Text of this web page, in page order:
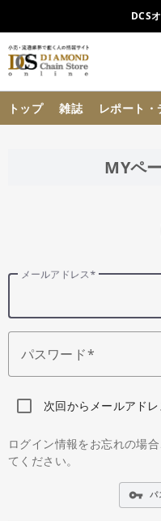
DCS
トップ 雑誌 レポート・
MYペ
メールアドレス
パスワード
次回からメールアド
ログイン情報をお忘れの場
てください。
vpn_key パ